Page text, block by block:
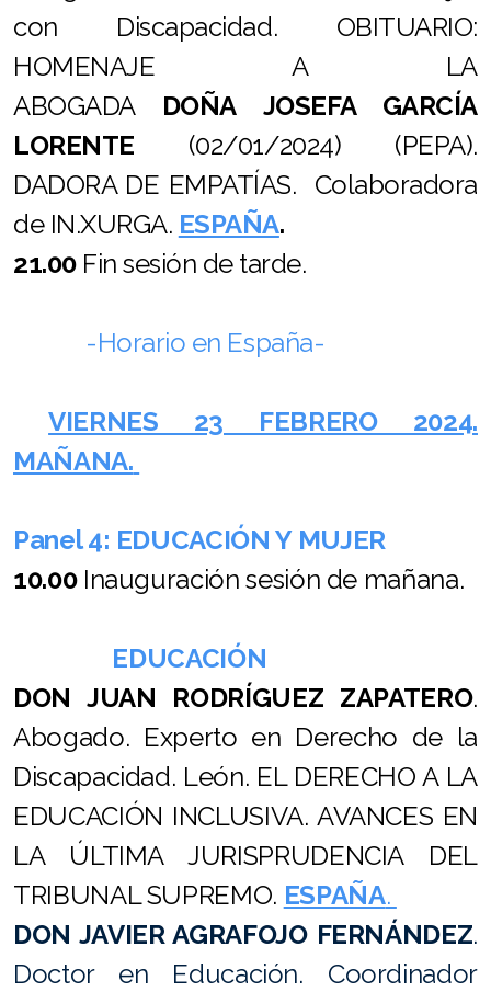
con Discapacidad. OBITUARIO:
HOMENAJE A LA
ABOGADA DOÑA
JOSEFA GARCÍA
LORENTE (02/01/2024)
(PEPA).
DADORA DE EMPATÍAS. Colaboradora
de IN.XURGA. ESPAÑA.
21.00 Fin sesión de tarde.
-Horario en España-
VIERNES 23 FEBRERO 2024.
MAÑANA.
Panel 4: EDUCACIÓN Y MUJER
10.00 Inauguración sesión de mañana.
EDUCACIÓN
DON JUAN RODRÍGUEZ ZAPATERO.
Abogado. Experto en Derecho de la
Discapacidad. León. EL DERECHO A LA
EDUCACIÓN INCLUSIVA. AVANCES EN
LA ÚLTIMA JURISPRUDENCIA DEL
TRIBUNAL SUPREMO. ESPAÑA.
DON JAVIER AGRAFOJO FERNÁNDEZ.
Doctor en Educación. Coordinador